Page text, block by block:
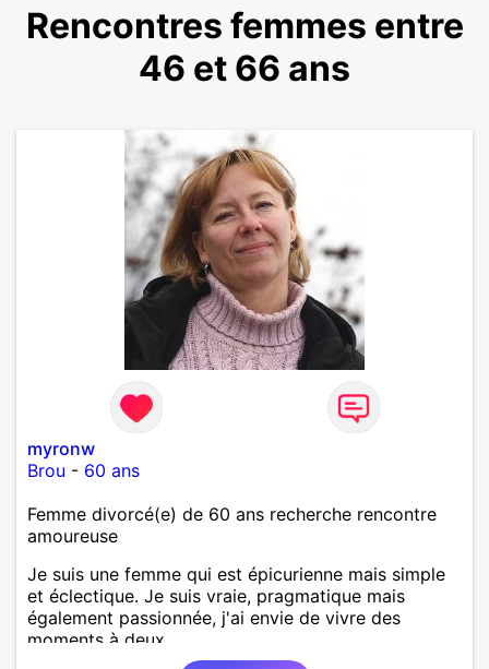
Rencontres femmes entre
46 et 66 ans
myronw
Brou - 60 ans
Femme divorcé(e) de 60 ans recherche rencontre
amoureuse
Je suis une femme qui est épicurienne mais simple
et éclectique. Je suis vraie, pragmatique mais
également passionnée, j'ai envie de vivre des
moments à deux.